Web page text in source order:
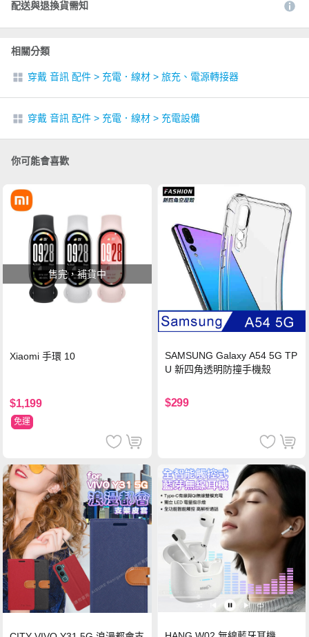
配送與退換貨需知
相關分類
穿戴 音訊 配件 > 充電．線材 > 旅充、電源轉接器
穿戴 音訊 配件 > 充電．線材 > 充電設備
你可能會喜歡
售完，補貨中
Xiaomi 手環 10
$1,199
免運
SAMSUNG Galaxy A54 5G TP
U 新四角透明防撞手機殼
$299